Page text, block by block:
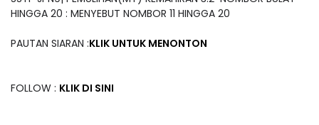
HINGGA 20 : MENYEBUT NOMBOR 11 HINGGA 20
PAUTAN SIARAN :KLIK UNTUK MENONTON
FOLLOW : KLIK DI SINI